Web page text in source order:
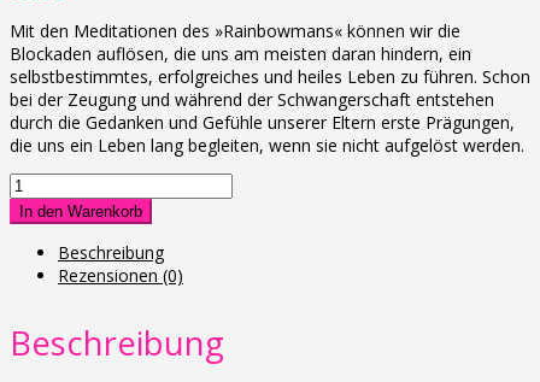
Mit den Meditationen des »Rainbowmans« können wir die
Blockaden auflösen, die uns am meisten daran hindern, ein
selbstbestimmtes, erfolgreiches und heiles Leben zu führen. Schon
bei der Zeugung und während der Schwangerschaft entstehen
durch die Gedanken und Gefühle unserer Eltern erste Prägungen,
die uns ein Leben lang begleiten, wenn sie nicht aufgelöst werden.
CD
„Sprenge
deine
Fesseln“
Menge
In den Warenkorb
Beschreibung
Rezensionen (0)
Beschreibung